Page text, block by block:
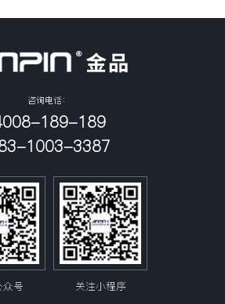
咨询电话：
189-189
1003-3387
众号 关注小程序